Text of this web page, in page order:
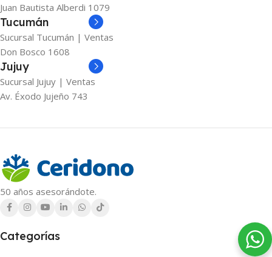
Juan Bautista Alberdi 1079
Tucumán
Sucursal Tucumán | Ventas
Don Bosco 1608
Jujuy
Sucursal Jujuy | Ventas
Av. Éxodo Jujeño 743
50 años asesorándote.
Categorías